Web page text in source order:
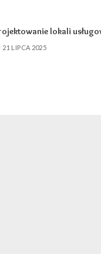
lokali
21 LIPCA 2025